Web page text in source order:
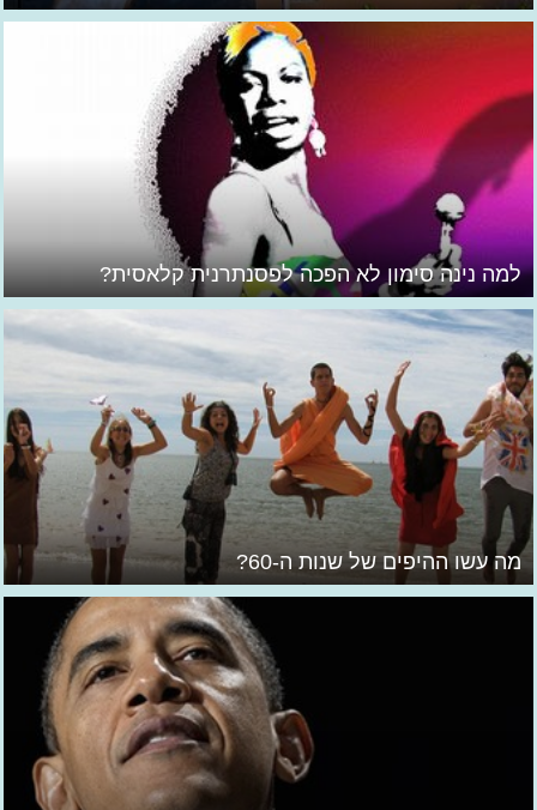
למה נינה סימון לא הפכה לפסנתרנית קלאסית?
מה עשו ההיפים של שנות ה-60?